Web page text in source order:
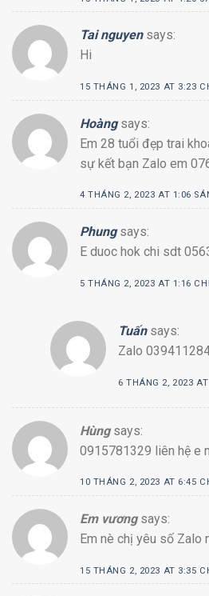
Tai nguyen says:
Hi
15 THÁNG 1, 2023 AT 3:23
Hoàng says:
Em 28 tuổi đẹp trai
sự kết bạn Zalo em
4 THÁNG 2, 2023 AT 1:06
Phung says:
E duoc hok chi sdt
5 THÁNG 2, 2023 AT 1:16
Tuấn says:
Zalo
6 THÁNG 2, 2023
Hùng says:
0915781329 liên hệ e
10 THÁNG 2, 2023 AT 6:45
Em vương says:
Em nè chị yêu số Zalo
15 THÁNG 2, 2023 AT 3:35